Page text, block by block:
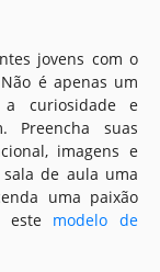
jovens com o
é apenas um
curiosidade e
Preencha suas
imagens e
de aula uma
uma paixão
este modelo de